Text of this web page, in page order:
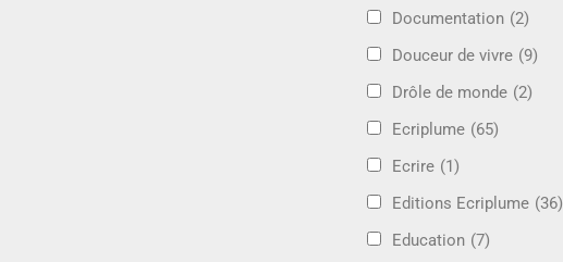
Documentation (2)
Douceur de vivre (9)
Drôle de monde (2)
Ecriplume (65)
Ecrire (1)
Editions Ecriplume (36)
Education (7)